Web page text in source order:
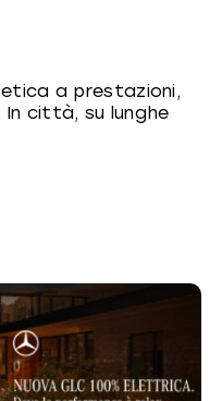
a prestazioni,
città, su lunghe